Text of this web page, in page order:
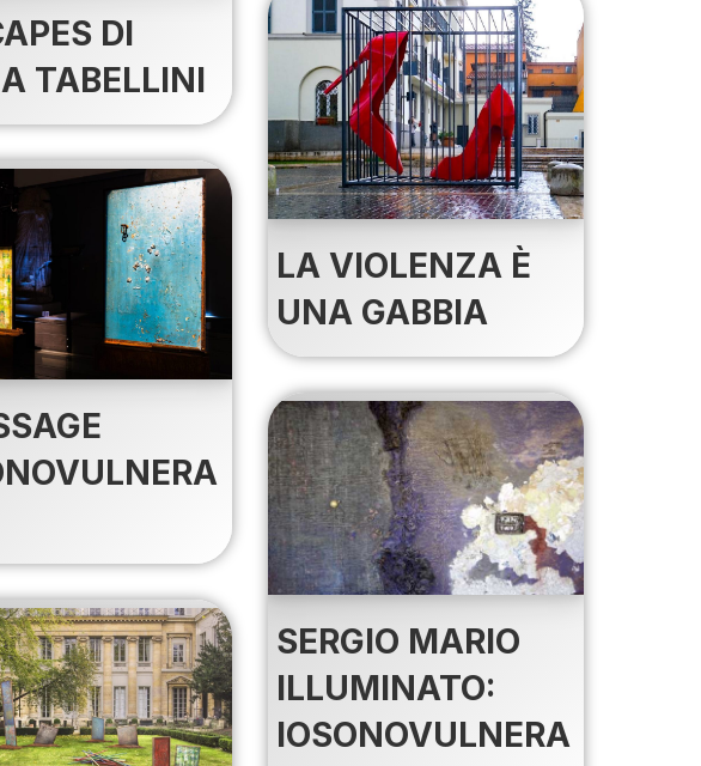
DI
TABELLINI
LA VIOLENZA È
UNA GABBIA
SERGIO MARIO
ILLUMINATO:
IOSONOVULNERA